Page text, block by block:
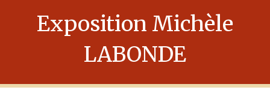
Exposition Michèle
LABONDE